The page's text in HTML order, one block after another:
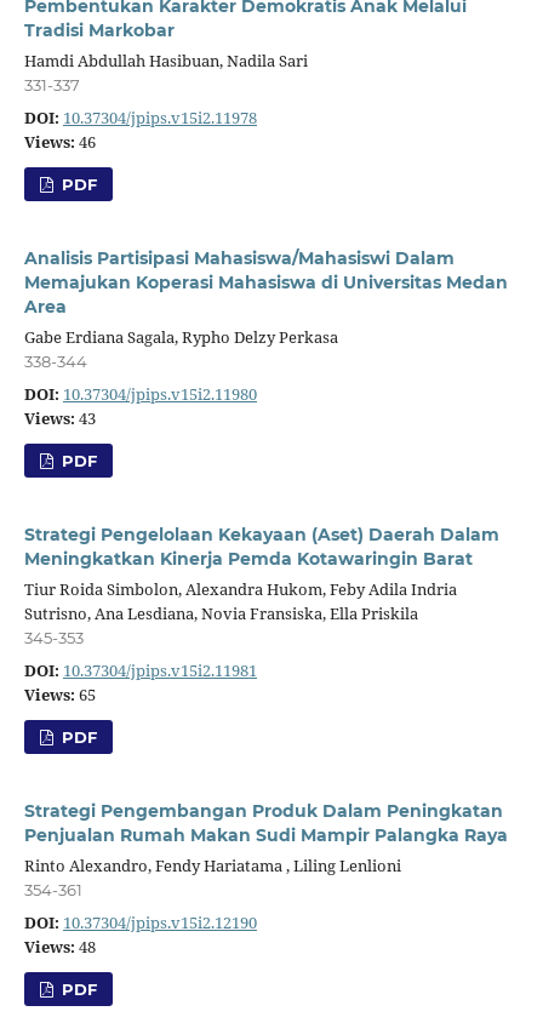
Pembentukan Karakter Demokratis Anak Melalui
Tradisi Markobar
Hamdi Abdullah Hasibuan, Nadila Sari
331-337
DOI: 10.37304/jpips.v15i2.11978
Views: 46
PDF
Analisis Partisipasi Mahasiswa/Mahasiswi Dalam
Memajukan Koperasi Mahasiswa di Universitas Medan
Area
Gabe Erdiana Sagala, Rypho Delzy Perkasa
338-344
DOI: 10.37304/jpips.v15i2.11980
Views: 43
PDF
Strategi Pengelolaan Kekayaan (Aset) Daerah Dalam
Meningkatkan Kinerja Pemda Kotawaringin Barat
Tiur Roida Simbolon, Alexandra Hukom, Feby Adila Indria
Sutrisno, Ana Lesdiana, Novia Fransiska, Ella Priskila
345-353
DOI: 10.37304/jpips.v15i2.11981
Views: 65
PDF
Strategi Pengembangan Produk Dalam Peningkatan
Penjualan Rumah Makan Sudi Mampir Palangka Raya
Rinto Alexandro, Fendy Hariatama , Liling Lenlioni
354-361
DOI: 10.37304/jpips.v15i2.12190
Views: 48
PDF